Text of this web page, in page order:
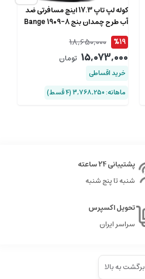
کوله لپ تاپ 17.3 اینچ مسافرتی ضد
آب طرح چمدان بنج Bange 1909-8
%19
18,650,000
15,073,000 تومان
خرید اقساطی
ماهانه: 3,768,250 (۴ قسط)
پشتیبانی 24 ساعته
شنبه تا پنج شنبه
تحویل اکسپرس
سراسر ایران
برگشت به بالا